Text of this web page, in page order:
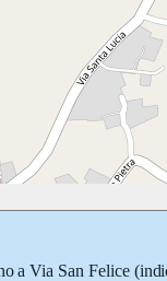
aVia San Felice